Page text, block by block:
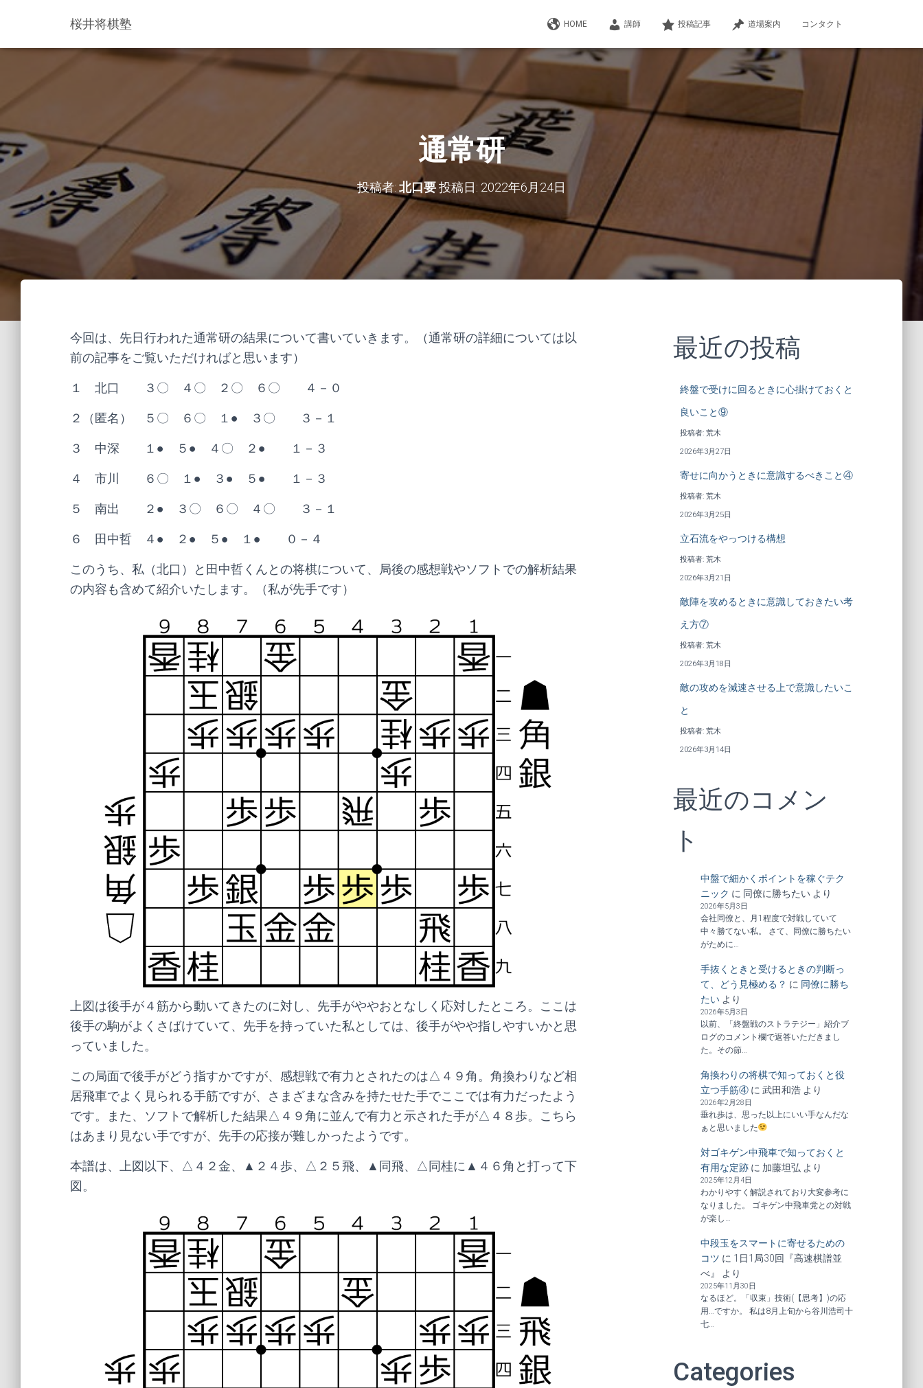
桜井将棋塾 HOME 講師 投稿記事 道場案内 コンタクト
通常研
投稿者: 北口要投稿日: 2022年6月24日
今回は、先日行われた通常研の結果について書いていきます。（通常研の詳細については以
前の記事をご覧いただければと思います）
１ 北口 ３〇 ４〇 ２〇 ６〇 ４－０
２（匿名） ５〇 ６〇 １● ３〇 ３－１
３ 中深 １● ５● ４〇 ２● １－３
４ 市川 ６〇 １● ３● ５● １－３
５ 南出 ２● ３〇 ６〇 ４〇 ３－１
６ 田中哲 ４● ２● ５● １● ０－４
このうち、私（北口）と田中哲くんとの将棋について、局後の感想戦やソフトでの解析結果
の内容も含めて紹介いたします。（私が先手です）
上図は後手が４筋から動いてきたのに対し、先手がややおとなしく応対したところ。ここは
後手の駒がよくさばけていて、先手を持っていた私としては、後手がやや指しやすいかと思
っていました。
この局面で後手がどう指すかですが、感想戦で有力とされたのは△４９角。角換わりなど相
居飛車でよく見られる手筋ですが、さまざまな含みを持たせた手でここでは有力だったよう
です。また、ソフトで解析した結果△４９角に並んで有力と示された手が△４８歩。こちら
はあまり見ない手ですが、先手の応接が難しかったようです。
本譜は、上図以下、△４２金、▲２４歩、△２５飛、▲同飛、△同桂に▲４６角と打って下
図。
最近の投稿
終盤で受けに回るときに心掛けておくと
良いこと⑨
投稿者: 荒木
2026年3月27日
寄せに向かうときに意識するべきこと④
投稿者: 荒木
2026年3月25日
立石流をやっつける構想
投稿者: 荒木
2026年3月21日
敵陣を攻めるときに意識しておきたい考
え方⑦
投稿者: 荒木
2026年3月18日
敵の攻めを減速させる上で意識したいこ
と
投稿者: 荒木
2026年3月14日
最近のコメン
ト
中盤で細かくポイントを稼ぐテク
ニック に 同僚に勝ちたいより
2026年5月3日
会社同僚と、月1程度で対戦していて
中々勝てない私。 さて、同僚に勝ちたい
がために…
手抜くときと受けるときの判断っ
て、どう見極める？ に 同僚に勝ち
たいより
2026年5月3日
以前、「終盤戦のストラテジー」紹介ブ
ログのコメント欄で返答いただきまし
た。その節…
角換わりの将棋で知っておくと役
立つ手筋④に 武田和浩より
2026年2月28日
垂れ歩は、思った以上にいい手なんだな
ぁと思いました
対ゴキゲン中飛車で知っておくと
有用な定跡に 加藤坦弘 より
2025年12月4日
わかりやすく解説されており大変参考に
なりました。 ゴキゲン中飛車党との対戦
が楽し…
中段玉をスマートに寄せるための
コツ に 1日1局30回『高速棋譜並
べ』
より
2025年11月30日
なるほど。「収束」技術(【思考】)の応
用…ですか。 私は8月上旬から谷川浩司十
七…
Categories